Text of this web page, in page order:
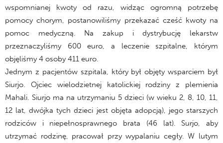
wspomnianej kwoty od razu, widząc ogromną potrzebę
pomocy chorym, postanowiliśmy przekazać cześć kwoty na
pomoc medyczną. Na zakup i dystrybucję lekarstw
przeznaczyliśmy 600 euro, a leczenie szpitalne, którym
objęliśmy 4 osoby 411 euro.
Jednym z pacjentów szpitala, który był objęty wsparciem był
Siurjo. Ojciec wielodzietnej katolickiej rodziny z plemienia
Mahali. Siurjo ma na utrzymaniu 5 dzieci (w wieku 2, 8, 10, 11,
12 lat, dwójka tych dzieci jest objęta adopcją), jego starszych
rodziców i niepełnosprawnego brata (46 lat). Surjo, aby
utrzymać rodzinę, pracował przy wypalaniu cegły. W lutym